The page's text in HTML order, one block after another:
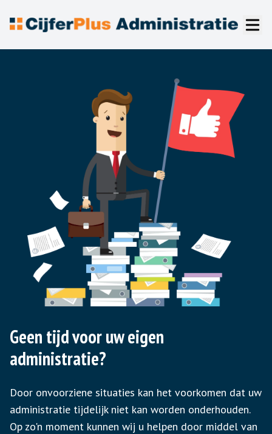
Geen tijd voor uw eigen
administratie?
Door onvoorziene situaties kan het voorkomen dat uw
administratie tijdelijk niet kan worden onderhouden.
Op zo'n moment kunnen wij u helpen door middel van